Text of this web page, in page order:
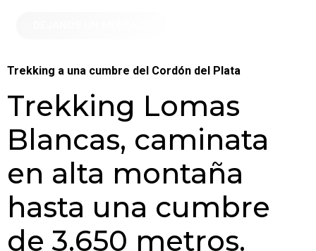
Trekking a una cumbre del Cordón del Plata
Trekking Lomas
Blancas, caminata
en alta montaña
hasta una cumbre
de 3.650 metros.